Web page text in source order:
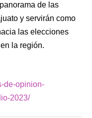
de las
y servirán como
las elecciones
la región.
de-opinion-
2023/